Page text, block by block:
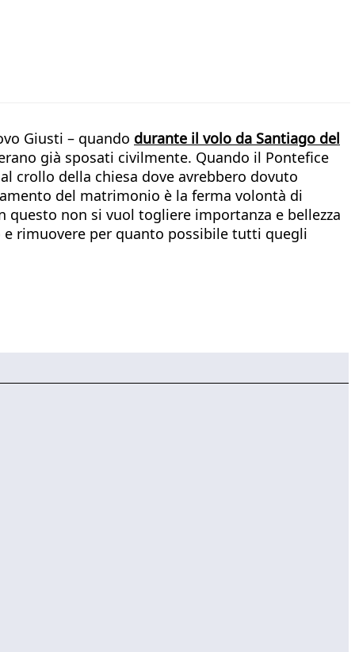
Giusti – quando durante il volo da Santiago del
già sposati civilmente. Quando il Pontefice
crollo della chiesa dove avrebbero dovuto
del matrimonio è la ferma volontà di
non si vuol togliere importanza e bellezza
rimuovere per quanto possibile tutti quegli